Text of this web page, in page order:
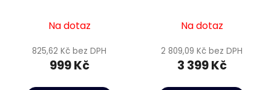
Na dotaz
825,62 Kč bez DPH
999 Kč
Na dotaz
2 809,09 Kč bez DPH
3 399 Kč